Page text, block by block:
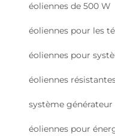
éoliennes de 500 W
éoliennes pour les
éoliennes pour
éoliennes
système générateur
éoliennes pour